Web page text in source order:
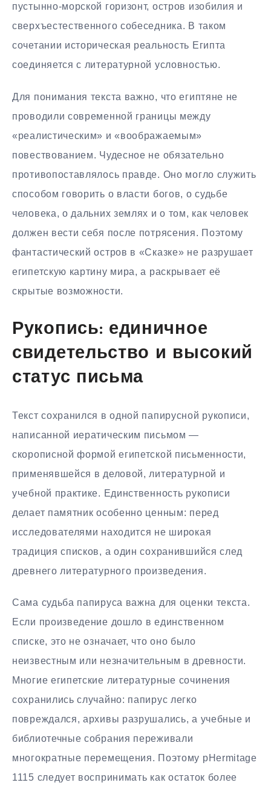
пустынно-морской горизонт, остров изобилия и
сверхъестественного собеседника. В таком
сочетании историческая реальность Египта
соединяется с литературной условностью.
Для понимания текста важно, что египтяне не
проводили современной границы между
«реалистическим» и «воображаемым»
повествованием. Чудесное не обязательно
противопоставлялось правде. Оно могло служить
способом говорить о власти богов, о судьбе
человека, о дальних землях и о том, как человек
должен вести себя после потрясения. Поэтому
фантастический остров в «Сказке» не разрушает
египетскую картину мира, а раскрывает её
скрытые возможности.
Рукопись: единичное
свидетельство и высокий
статус письма
Текст сохранился в одной папирусной рукописи,
написанной иератическим письмом —
скорописной формой египетской письменности,
применявшейся в деловой, литературной и
учебной практике. Единственность рукописи
делает памятник особенно ценным: перед
исследователями находится не широкая
традиция списков, а один сохранившийся след
древнего литературного произведения.
Сама судьба папируса важна для оценки текста.
Если произведение дошло в единственном
списке, это не означает, что оно было
неизвестным или незначительным в древности.
Многие египетские литературные сочинения
сохранились случайно: папирус легко
повреждался, архивы разрушались, а учебные и
библиотечные собрания переживали
многократные перемещения. Поэтому pHermitage
1115 следует воспринимать как остаток более